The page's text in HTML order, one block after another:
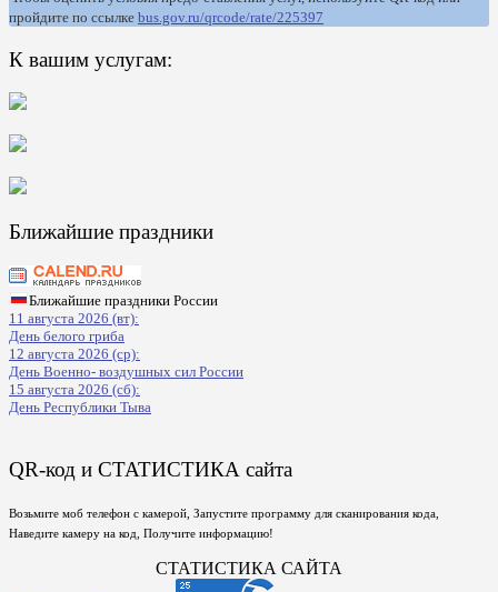
пройдите по ссылке bus.gov.ru/qrcode/rate/225397
К вашим услугам:
Ближайшие праздники
Ближайшие праздники России
11 августа 2026 (вт):
День белого гриба
12 августа 2026 (ср):
День Военно- воздушных сил России
15 августа 2026 (сб):
День Республики Тыва
QR-код и СТАТИСТИКА сайта
Возьмите моб телефон с камерой, Запустите программу для сканирования кода,
Наведите камеру на код, Получите информацию!
СТАТИСТИКА САЙТА